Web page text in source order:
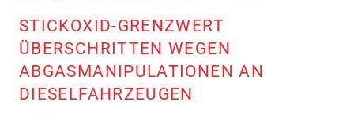
STICKOXID-GRENZWERT
ÜBERSCHRITTEN WEGEN
ABGASMANIPULATIONEN AN
DIESELFAHRZEUGEN